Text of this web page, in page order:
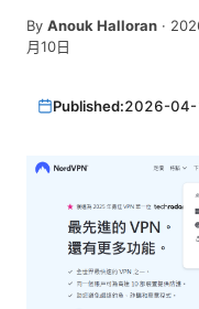
By Anouk Halloran ·
月10日
Published:2026-04-